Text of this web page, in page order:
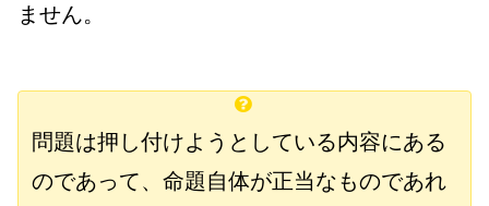
ません。
問題は押し付けようとしている内容にある
のであって、命題自体が正当なものであれ